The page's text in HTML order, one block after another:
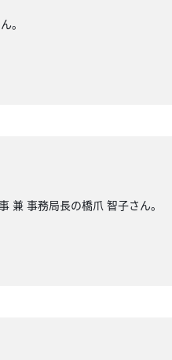
。
兼 事務局長の橋爪 智子さん。